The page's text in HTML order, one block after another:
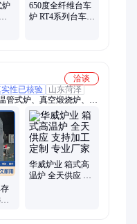
炉
650度全纤维台车
炉 RT4系列台车式
洽谈
性已核验
山东菏泽
管式炉、真空煅烧炉、真
降炉、台车炉、箱式炉、
结炉、电阻炉、热处理
华威炉业 箱式高
温炉 全天供应 支